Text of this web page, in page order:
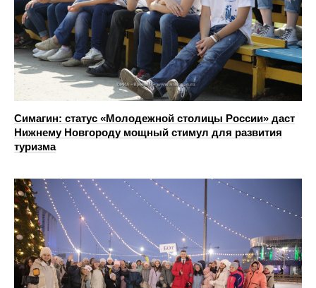
Симагин: статус «Молодежной столицы России» даст
Нижнему Новгороду мощный стимул для развития
туризма